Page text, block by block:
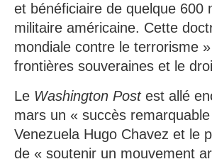
et bénéficiaire de quelque 600
militaire américaine. Cette
mondiale contre le terrorisme
frontières souveraines et le
Le Washington Postest allé
mars un « succès
Venezuela Hugo Chavez et le
de « soutenir un mouvement